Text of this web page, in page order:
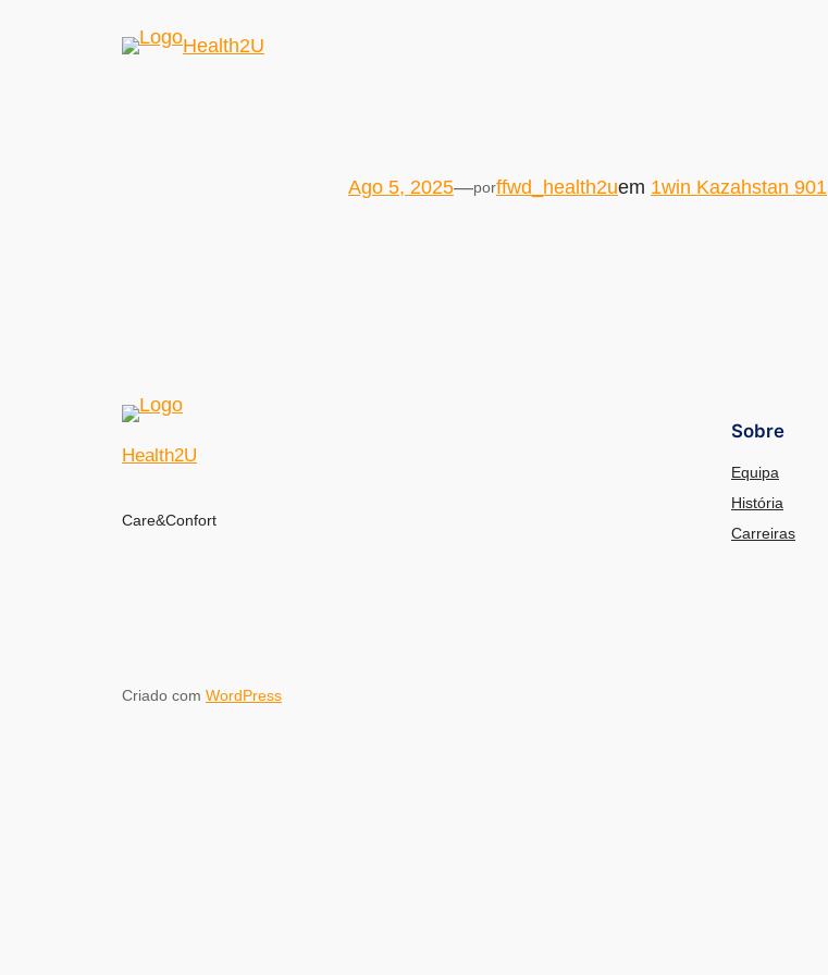
Health2U
Ago 5, 2025—porffwd_health2uem 1win Kazahstan 901
Health2U
Care&Confort
Sobre
Equipa
História
Carreiras
Criado com WordPress